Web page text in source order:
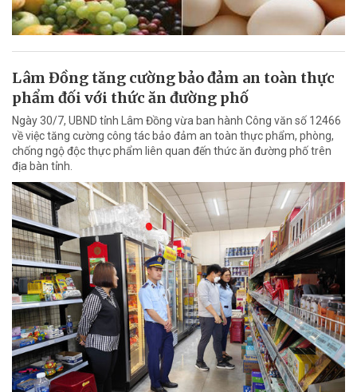
Lâm Đồng tăng cường bảo đảm an toàn thực
phẩm đối với thức ăn đường phố
Ngày 30/7, UBND tỉnh Lâm Đồng vừa ban hành Công văn số 12466
về việc tăng cường công tác bảo đảm an toàn thực phẩm, phòng,
chống ngộ độc thực phẩm liên quan đến thức ăn đường phố trên
địa bàn tỉnh.